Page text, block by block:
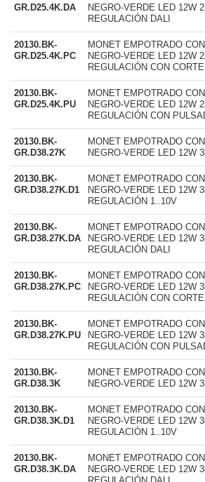
GR.D25.4K.DA
NEGRO-VERDE LED 12W
REGULACIÓN DALI
20130.BK-
GR.D25.4K.PC
MONET EMPOTRADO
NEGRO-VERDE LED 12W
REGULACIÓN CON
20130.BK-
GR.D25.4K.PU
MONET EMPOTRADO
NEGRO-VERDE LED 12W
REGULACIÓN CON
20130.BK-
GR.D38.27K
MONET EMPOTRADO
NEGRO-VERDE LED 12W
20130.BK-
GR.D38.27K.D1
MONET EMPOTRADO
NEGRO-VERDE LED 12W
REGULACIÓN 1..10V
20130.BK-
GR.D38.27K.DA
MONET EMPOTRADO
NEGRO-VERDE LED 12W
REGULACIÓN DALI
20130.BK-
GR.D38.27K.PC
MONET EMPOTRADO
NEGRO-VERDE LED 12W
REGULACIÓN CON
20130.BK-
GR.D38.27K.PU
MONET EMPOTRADO
NEGRO-VERDE LED 12W
REGULACIÓN CON
20130.BK-
GR.D38.3K
MONET EMPOTRADO
NEGRO-VERDE LED 12W
20130.BK-
GR.D38.3K.D1
MONET EMPOTRADO
NEGRO-VERDE LED 12W
REGULACIÓN 1..10V
20130.BK-
GR.D38.3K.DA
MONET EMPOTRADO
NEGRO-VERDE LED 12W